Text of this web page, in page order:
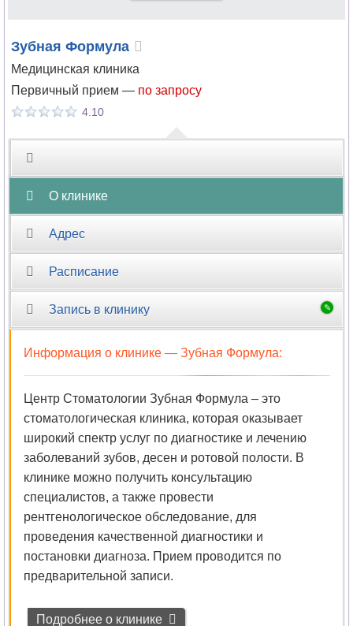
Зубная Формула
Медицинская клиника
Первичный прием — по запросу
4.10
О клинике
Адрес
Расписание
Запись в клинику
Информация о клинике — Зубная Формула:
Центр Стоматологии Зубная Формула – это
стоматологическая клиника, которая оказывает
широкий спектр услуг по диагностике и лечению
заболеваний зубов, десен и ротовой полости. В
клинике можно получить консультацию
специалистов, а также провести
рентгенологическое обследование, для
проведения качественной диагностики и
постановки диагноза. Прием проводится по
предварительной записи.
Подробнее о клинике